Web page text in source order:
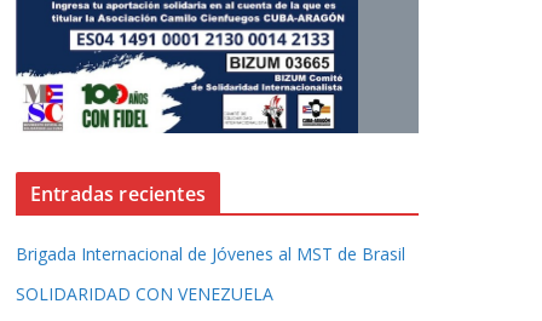
Entradas recientes
Brigada Internacional de Jóvenes al MST de Brasil
SOLIDARIDAD CON VENEZUELA